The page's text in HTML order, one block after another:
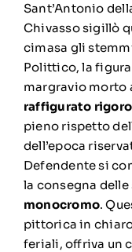
Sant’Antonio
Chivasso sigillò
cimasa gli
Polittico, la
margravio morto
raffigurato
pieno rispetto
dell’epoca
Defendente si
la consegna
monocromo.
pittorica in
feriali, offriva un